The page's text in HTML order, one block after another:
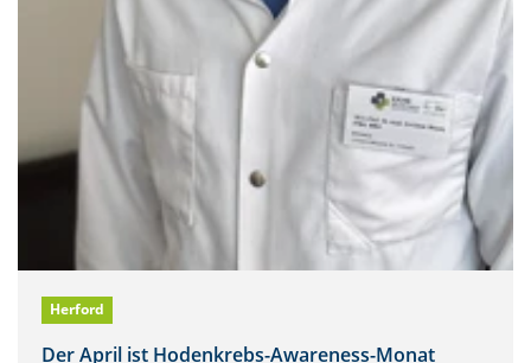
Herford
Der April ist Hodenkrebs-Awareness-Monat